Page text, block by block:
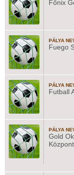
Főnix
PÁLYA
Fuego
PÁLYA
Futball
PÁLYA
Gold
Központ